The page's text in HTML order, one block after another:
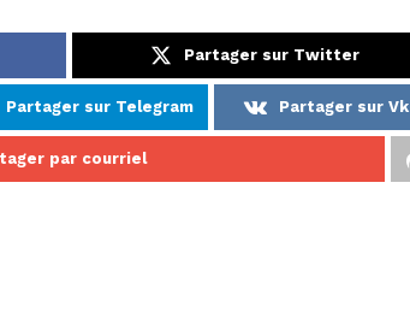
Partager sur Twitter
Partager sur Telegram Partager sur Vk
par courriel